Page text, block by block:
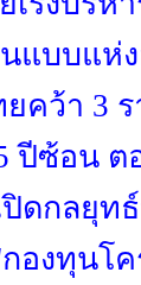
แบบแห่
ยคว้า 3
ปีซ้อน
ปิดกลยุท
องทุนโ